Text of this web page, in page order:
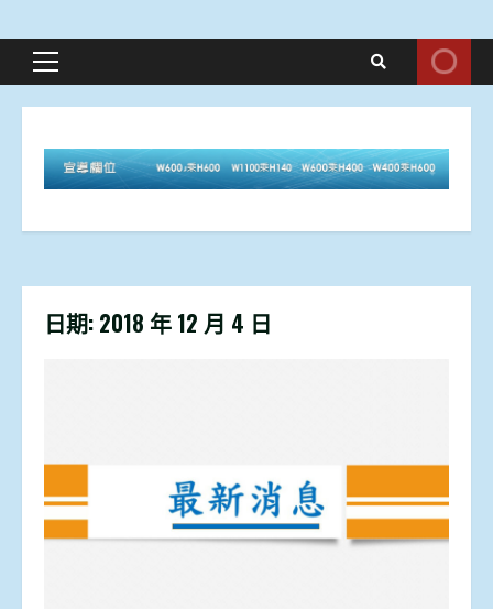
Primary
日期: 2018 年 12 月 4 日